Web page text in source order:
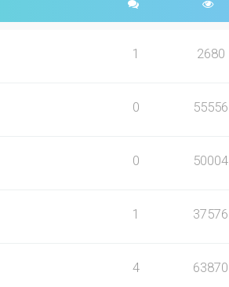
1 2680
0 55556
0 50004
1 37576
4 63870